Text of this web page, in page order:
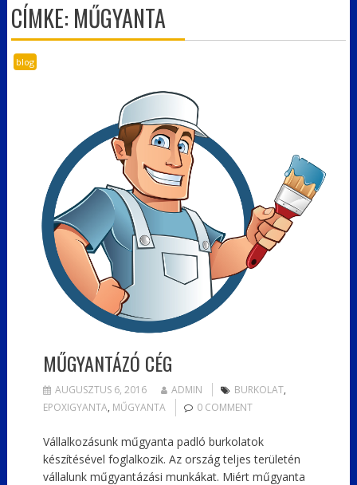
CÍMKE: MŰGYANTA
blog
MŰGYANTÁZÓ CÉG
AUGUSZTUS 6, 2016 ADMIN BURKOLAT,
EPOXIGYANTA, MŰGYANTA 0 COMMENT
Vállalkozásunk műgyanta padló burkolatok
készítésével foglalkozik. Az ország teljes területén
vállalunk műgyantázási munkákat. Miért műgyanta